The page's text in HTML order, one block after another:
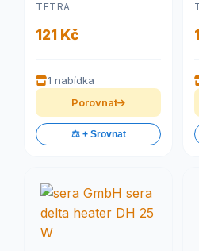
TETRA
121 Kč
1 nabídka
Porovnat
⚖️ + Srovnat